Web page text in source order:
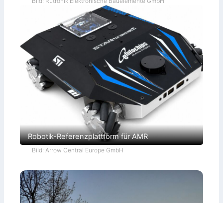
Robotik-Referenzplattform für AMR
Bild: Arrow Central Europe GmbH